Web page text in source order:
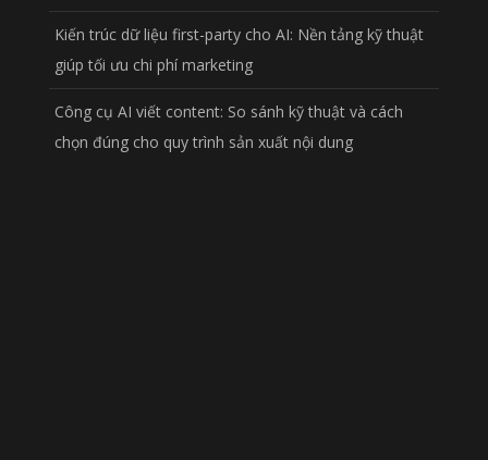
Kiến trúc dữ liệu first-party cho AI: Nền tảng kỹ thuật
giúp tối ưu chi phí marketing
Công cụ AI viết content: So sánh kỹ thuật và cách
chọn đúng cho quy trình sản xuất nội dung